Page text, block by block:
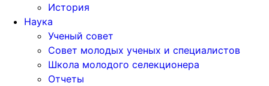
История
Наука
Ученый совет
Совет молодых ученых и специалистов
Школа молодого селекционера
Отчеты